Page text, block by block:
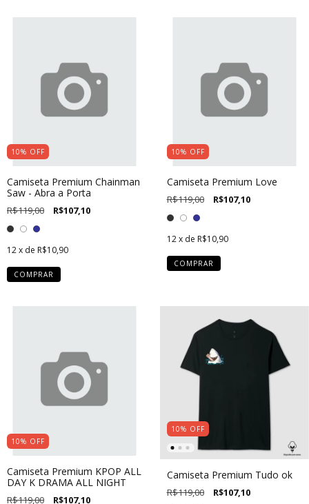
10% OFF
Camiseta Premium Chainman
Saw - Abra a Porta
R$119,00 R$107,10
12x de R$10,90
COMPRAR
10% OFF
Camiseta Premium Love
R$119,00 R$107,10
12 x de R$10,90
COMPRAR
10% OFF
Camiseta Premium KPOP ALL
DAY K DRAMA ALL NIGHT
R$119,00 R$107,10
10% OFF
Camiseta Premium Tudo ok
R$119,00 R$107,10